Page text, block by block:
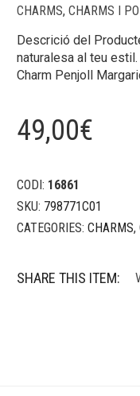
CHARMS, CHARMS I
Descrició del
naturalesa al teu
Charm Penjoll
49,00€
CODI: 16861
SKU: 798771C01
CATEGORIES: CHARMS,
SHARE THIS ITEM: